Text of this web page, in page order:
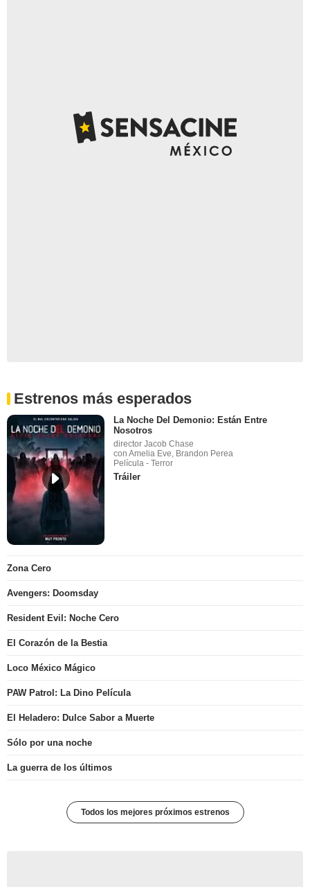
Estrenos más esperados
La Noche Del Demonio: Están Entre
Nosotros
director Jacob Chase
con Amelia Eve, Brandon Perea
Película - Terror
Tráiler
Zona Cero
Avengers: Doomsday
Resident Evil: Noche Cero
El Corazón de la Bestia
Loco México Mágico
PAW Patrol: La Dino Película
El Heladero: Dulce Sabor a Muerte
Sólo por una noche
La guerra de los últimos
Todos los mejores próximos estrenos